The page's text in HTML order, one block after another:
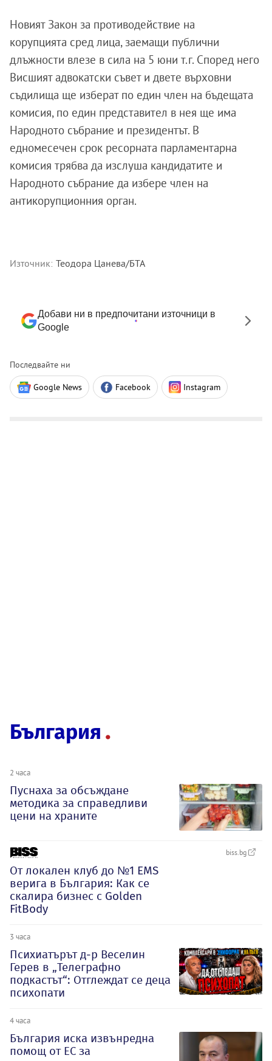
Новият Закон за противодействие на
корупцията сред лица, заемащи публични
длъжности влезе в сила на 5 юни т.г. Според него
Висшият адвокатски съвет и двете върховни
съдилища ще изберат по един член на бъдещата
комисия, по един представител в нея ще има
Народното събрание и президентът. В
едномесечен срок ресорната парламентарна
комисия трябва да изслуша кандидатите и
Народното събрание да избере член на
антикорупционния орган.
Източник: Теодора Цанева/БТА
Добави ни в предпочитани източници в
Google
Последвайте ни
Google News Facebook Instagram
България
2 часа
Пуснаха за обсъждане
методика за справедливи
цени на храните
biss.bg
От локален клуб до №1 EMS
верига в България: Как се
скалира бизнес с Golden
FitBody
3 часа
Психиатърът д-р Веселин
Герев в „Телеграфно
подкастът“: Отглеждат се деца
психопати
4 часа
България иска извънредна
помощ от ЕС за